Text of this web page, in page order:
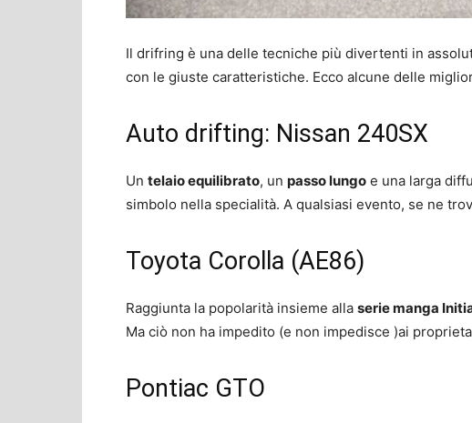
Il drifring è una delle tecniche più divertenti in
con le giuste caratteristiche. Ecco alcune delle
Auto drifting: Nissan 240SX
Un telaio equilibrato, un passo lungo e una larga
simbolo nella specialità. A qualsiasi evento, se ne
Toyota Corolla (AE86)
Raggiunta la popolarità insieme alla serie manga
Ma ciò non ha impedito (e non impedisce )ai
Pontiac GTO